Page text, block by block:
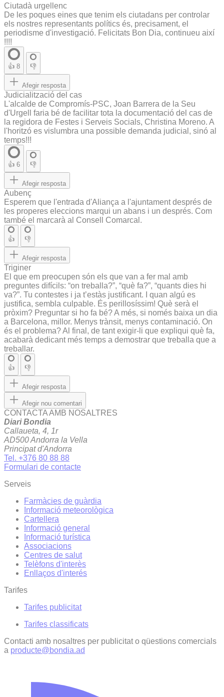
Ciutadà urgellenc
De les poques eines que tenim els ciutadans per controlar
els nostres representants polítics és, precisament, el
periodisme d'investigació. Felicitats Bon Dia, continueu així
!!!!
👍 8 👎
Afegir resposta
Judicialització del cas
L'alcalde de Compromís-PSC, Joan Barrera de la Seu
d'Urgell faria bé de facilitar tota la documentació del cas de
la regidora de Festes i Serveis Socials, Christina Moreno. A
l'horitzó es vislumbra una possible demanda judicial, sinó al
temps!!!
👍 6 👎
Afegir resposta
Aubenç
Esperem que l'entrada d'Aliança a l'ajuntament després de
les properes eleccions marqui un abans i un després. Com
també el marcarà al Consell Comarcal.
👍 👎
Afegir resposta
Triginer
El que em preocupen són els que van a fer mal amb
preguntes difícils: “on treballa?”, “què fa?”, “quants dies hi
va?”. Tu contestes i ja t’estàs justificant. I quan algú es
justifica, sembla culpable. És perillosíssim! Què serà el
pròxim? Preguntar si ho fa bé? A més, si només baixa un dia
a Barcelona, millor. Menys trànsit, menys contaminació. On
és el problema? Al final, de tant exigir-li que expliqui què fa,
acabarà dedicant més temps a demostrar que treballa que a
treballar.
👍 👎
Afegir resposta
Afegir nou comentari
CONTACTA AMB NOSALTRES
Diari Bondia
Callaueta, 4, 1r
AD500 Andorra la Vella
Principat d'Andorra
Tel. +376 80 88 88
Formulari de contacte
Serveis
Farmàcies de guàrdia
Informació meteorològica
Cartellera
Informació general
Informació turística
Associacions
Centres de salut
Telèfons d'interès
Enllaços d'interés
Tarifes
Tarifes publicitat
Tarifes classificats
Contacti amb nosaltres per publicitat o qüestions comercials
a producte@bondia.ad